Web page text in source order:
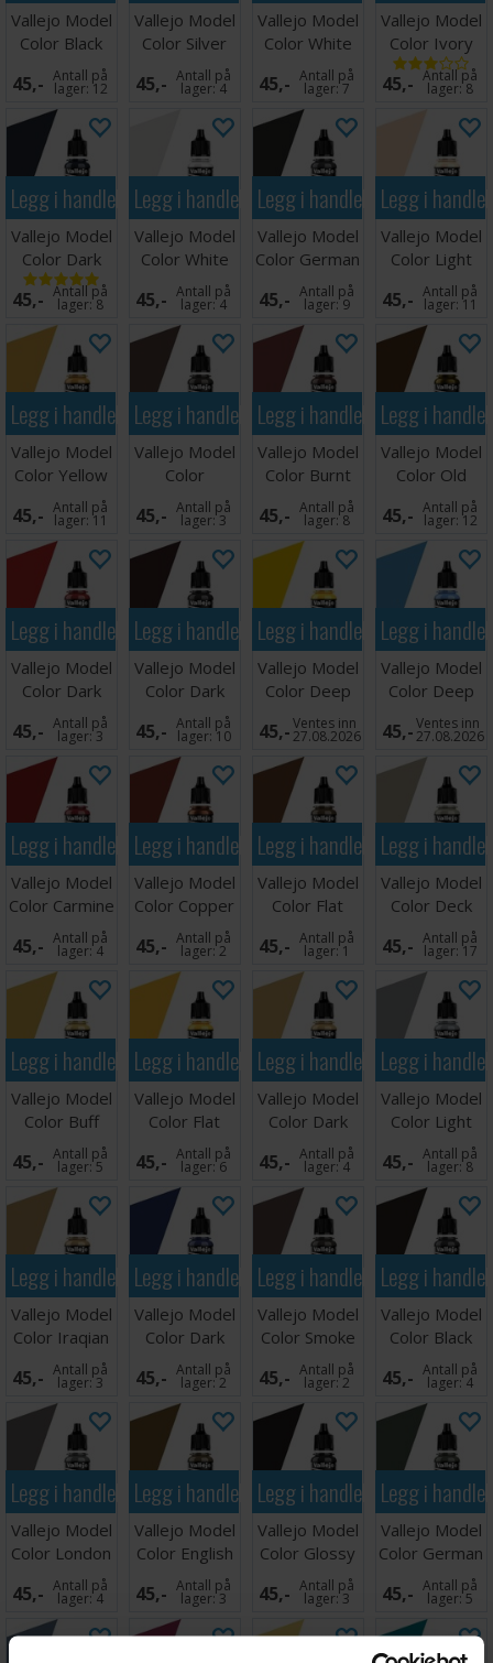
Vallejo Model
Color Black
45,- Antall på
lager: 12
Vallejo Model
Color Silver
17ml
45,- Antall på
lager:4
Vallejo Model
Color White
45,- Antall på
lager:7
Vallejo Model
Color Ivory
45,- Antall på
lager:8
Legg i handlekurven
Vallejo Model
Color Dark
Sea Blue 17ml
45,- Antall på
lager:8
Legg i handlekurven
Vallejo Model
Color White
Grey 17ml
45,- Antall på
lager:4
Legg i handlekurven
Vallejo Model
Color German
Grey
45,- Antall på
lager:9
Legg i
Vallejo Model
Color Light
Flesh 17ml
45,- Antall på
lager: 11
Legg i handlekurven
Vallejo Model
Color Yellow
Ochre 17ml
45,- Antall på
lager: 11
Legg i handlekurven
Vallejo Model
Color
Chocolate
Brown
45,- Antall på
lager:3
Legg i handlekurven
Vallejo Model
Color Burnt
Red 17ml
45,- Antall på
lager:8
Legg i
Vallejo Model
Color Old
Gold 17ml
45,- Antall på
lager: 12
Legg i handlekurven
Vallejo Model
Color Dark
Vermilion
17ml
45,- Antall på
lager:3
Legg i handlekurven
Vallejo Model
Color Dark
Rust
45,- Antall på
lager: 10
Legg i handlekurven
Vallejo Model
Color Deep
Yellow 17ml
45,-Ventes inn
27.08.2026
Legg i
Vallejo Model
Color Deep
Sky Blue 17ml
45,-Ventes inn
27.08.2026
Legg i handlekurven
Vallejo Model
Color Carmine
Red 17ml
45,- Antall på
lager:4
Legg i handlekurven
Vallejo Model
Color Copper
45,- Antall på
lager:2
Legg i handlekurven
Vallejo Model
Color Flat
Earth 17ml
45,- Antall på
lager:1
Legg i
Vallejo Model
Color Deck
Tan 17ml
45,- Antall på
lager: 17
Legg i handlekurven
Vallejo Model
Color Buff
45,- Antall på
lager:5
Legg i handlekurven
Vallejo Model
Color Flat
Yellow
45,- Antall på
lager:6
Legg i handlekurven
Vallejo Model
Color Dark
Sand
45,- Antall på
lager:4
Legg i
Vallejo Model
Color Light
Grey 17ml
45,- Antall på
lager:8
Legg i handlekurven
Vallejo Model
Color Iraqian
Sand
45,- Antall på
lager:3
Legg i handlekurven
Vallejo Model
Color Dark
Blue 17ml
45,- Antall på
lager:2
Legg i handlekurven
Vallejo Model
Color Smoke
Ink
45,- Antall på
lager:2
Legg i
Vallejo Model
Color Black
Grey 17ml
45,- Antall på
lager:4
Legg i handlekurven
Vallejo Model
Color London
Grey 17ml
45,- Antall på
lager:4
Legg i handlekurven
Vallejo Model
Color English
Uniform
45,- Antall på
lager:3
Legg i handlekurven
Vallejo Model
Color Glossy
Black
45,- Antall på
lager:3
Legg i
Vallejo Model
Color German
Uniform 17ml
45,- Antall på
lager:5